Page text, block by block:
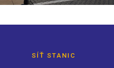
SÍŤ STANIC